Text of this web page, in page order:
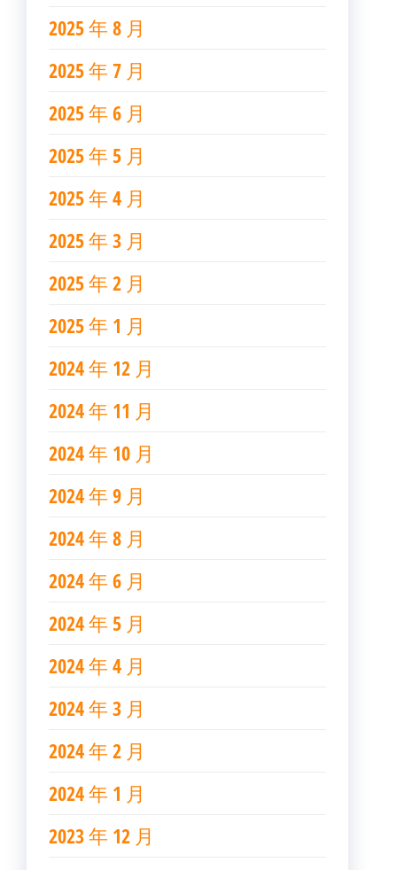
2025 年 8 月
2025 年 7 月
2025 年 6 月
2025 年 5 月
2025 年 4 月
2025 年 3 月
2025 年 2 月
2025 年 1 月
2024 年 12 月
2024 年 11 月
2024 年 10 月
2024 年 9 月
2024 年 8 月
2024 年 6 月
2024 年 5 月
2024 年 4 月
2024 年 3 月
2024 年 2 月
2024 年 1 月
2023 年 12 月